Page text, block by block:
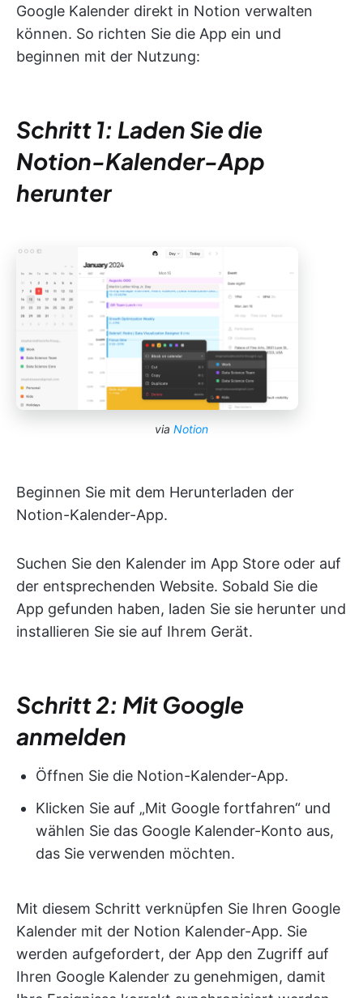
Google Kalender direkt in Notion verwalten
können. So richten Sie die App ein und
beginnen mit der Nutzung:
Schritt 1: Laden Sie die
Notion-Kalender-App
herunter
via Notion
Beginnen Sie mit dem Herunterladen der
Notion-Kalender-App.
Suchen Sie den Kalender im App Store oder auf
der entsprechenden Website. Sobald Sie die
App gefunden haben, laden Sie sie herunter und
installieren Sie sie auf Ihrem Gerät.
Schritt 2: Mit Google
anmelden
Öffnen Sie die Notion-Kalender-App.
Klicken Sie auf „Mit Google fortfahren“ und
wählen Sie das Google Kalender-Konto aus,
das Sie verwenden möchten.
Mit diesem Schritt verknüpfen Sie Ihren Google
Kalender mit der Notion Kalender-App. Sie
werden aufgefordert, der App den Zugriff auf
Ihren Google Kalender zu genehmigen, damit